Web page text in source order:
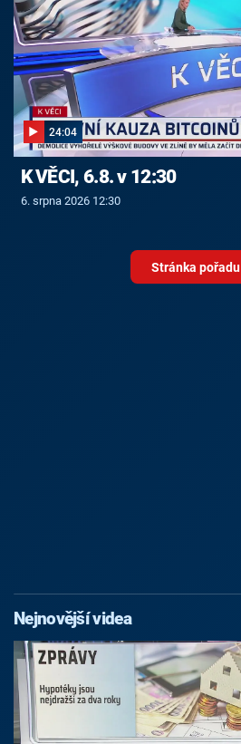
24:04
K VĚCI, 6.8. v 12:30
6. srpna 2026 12:30
Stránka pořadu
Nejnovější videa